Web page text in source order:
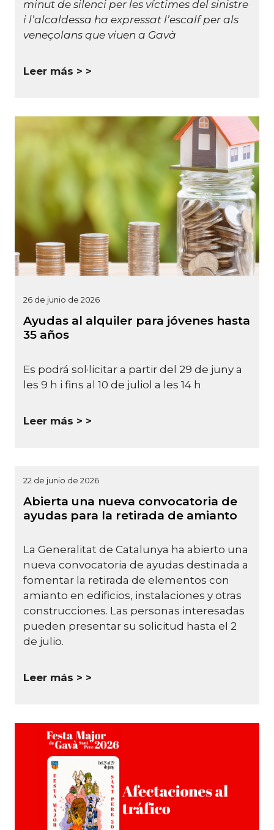
minut de silenci per les víctimes del sinistre
i l’alcaldessa ha expressat l’escalf per als
veneçolans que viuen a Gavà
Leer más >
26 de junio de 2026
Ayudas al alquiler para jóvenes hasta
35 años
Es podrá sol·licitar a partir del 29 de juny a
les 9 h i fins al 10 de juliol a les 14 h
Leer más >
22 de junio de 2026
Abierta una nueva convocatoria de
ayudas para la retirada de amianto
La Generalitat de Catalunya ha abierto una
nueva convocatoria de ayudas destinada a
fomentar la retirada de elementos con
amianto en edificios, instalaciones y otras
construcciones. Las personas interesadas
pueden presentar su solicitud hasta el 2
de julio.
Leer más >